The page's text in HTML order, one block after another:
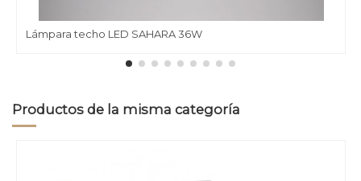
Lámpara techo LED SAHARA 36W
Productos de la misma categoría